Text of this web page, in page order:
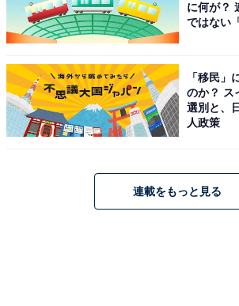
木」がある都道府県はどこ？ 【都道府
に何が？
ではない
「移民」
のか？ ス
選別と、
人政策
連載をもっと見る